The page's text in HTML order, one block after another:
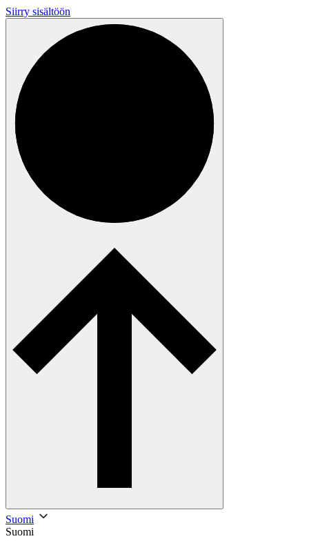
Siirry sisältöön
Suomi
Suomi